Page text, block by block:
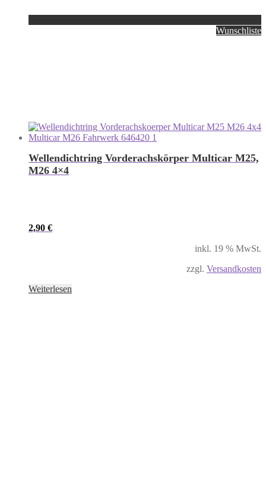
Wunschliste
Wellendichtring Vorderachskörper Multicar M25,
M26 4×4
2,90 €
inkl. 19 % MwSt.
zzgl. Versandkosten
Weiterlesen